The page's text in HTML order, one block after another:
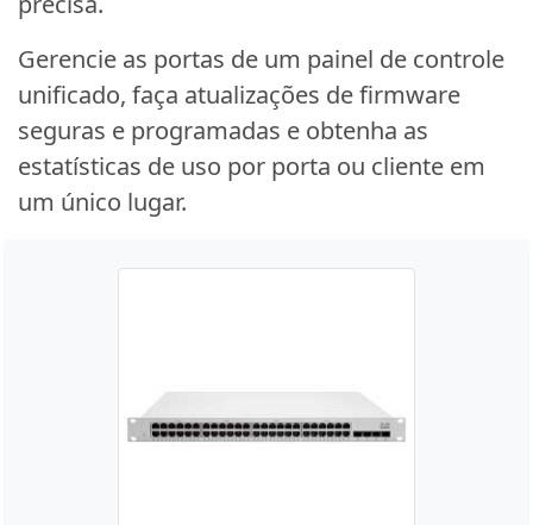
Gerencie as portas de um painel de controle
unificado, faça atualizações de firmware
seguras e programadas e obtenha as
estatísticas de uso por porta ou cliente em
um único lugar.